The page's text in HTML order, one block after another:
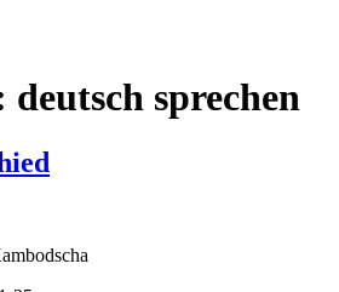
deutsch sprechen